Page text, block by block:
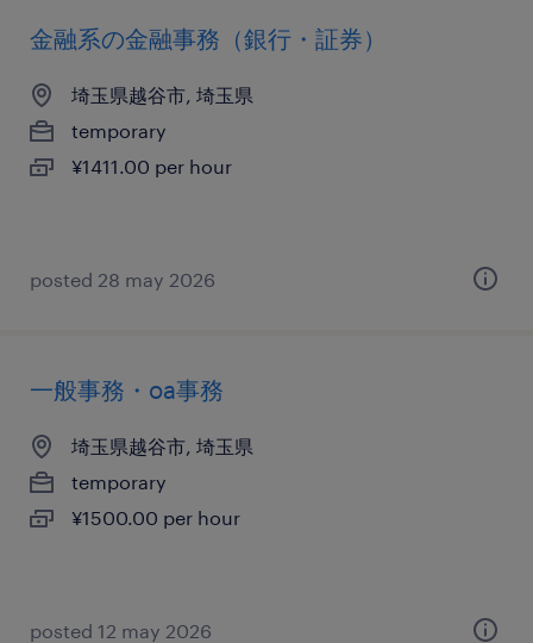
金融系の金融事務（銀行・証券）
埼玉県越谷市, 埼玉県
temporary
¥1411.00 per hour
posted 28 may 2026
一般事務・oa事務
埼玉県越谷市, 埼玉県
temporary
¥1500.00 per hour
posted 12 may 2026